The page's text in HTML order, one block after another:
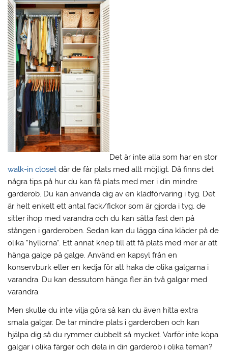
Det är inte alla som har en stor
walk-in closet där de får plats med allt möjligt. Då finns det
några tips på hur du kan få plats med mer i din mindre
garderob. Du kan använda dig av en klädförvaring i tyg. Det
är helt enkelt ett antal fack/fickor som är gjorda i tyg, de
sitter ihop med varandra och du kan sätta fast den på
stången i garderoben. Sedan kan du lägga dina kläder på de
olika ”hyllorna”. Ett annat knep till att få plats med mer är att
hänga galge på galge. Använd en kapsyl från en
konservburk eller en kedja för att haka de olika galgarna i
varandra. Du kan dessutom hänga fler än två galgar med
varandra.
Men skulle du inte vilja göra så kan du även hitta extra
smala galgar. De tar mindre plats i garderoben och kan
hjälpa dig så du rymmer dubbelt så mycket. Varför inte köpa
galgar i olika färger och dela in din garderob i olika teman?